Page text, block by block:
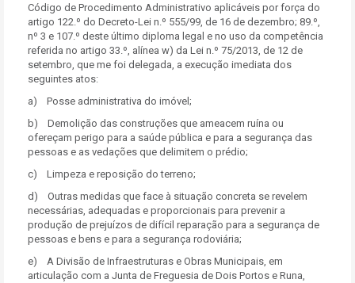
Código de Procedimento Administrativo aplicáveis por força do
artigo 122.º do Decreto-Lei n.º 555/99, de 16 de dezembro; 89.º,
nº 3 e 107.º deste último diploma legal e no uso da competência
referida no artigo 33.º, alínea w) da Lei n.º 75/2013, de 12 de
setembro, que me foi delegada, a execução imediata dos
seguintes atos:
a) Posse administrativa do imóvel;
b) Demolição das construções que ameacem ruína ou
ofereçam perigo para a saúde pública e para a segurança das
pessoas e as vedações que delimitem o prédio;
c) Limpeza e reposição do terreno;
d) Outras medidas que face à situação concreta se revelem
necessárias, adequadas e proporcionais para prevenir a
produção de prejuízos de difícil reparação para a segurança de
pessoas e bens e para a segurança rodoviária;
e) A Divisão de Infraestruturas e Obras Municipais, em
articulação com a Junta de Freguesia de Dois Portos e Runa,